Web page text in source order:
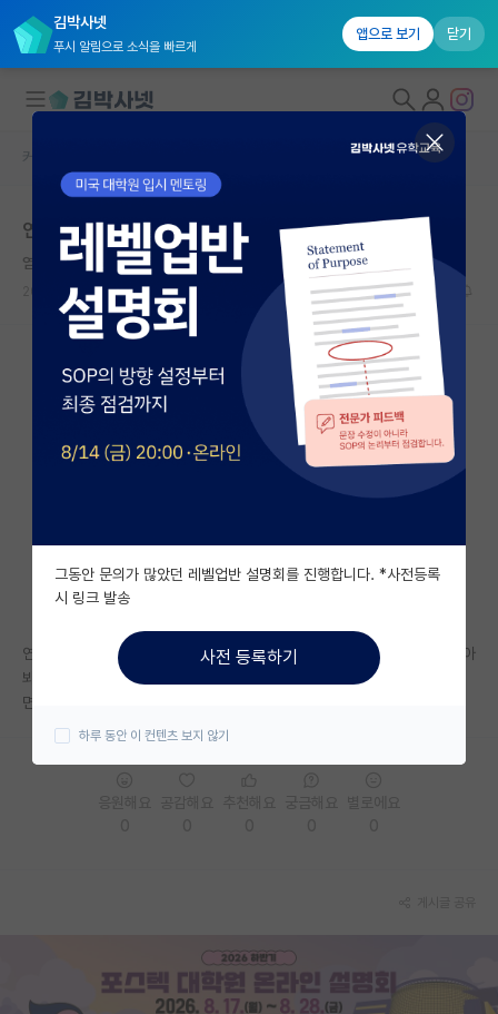
김박사넷
푸시 알림으로 소식을 빠르게
앱으로 보기 닫기
대학원생 모집
국내대학원 정보
연구실&오픈랩
커뮤니티
커뮤니티 홈
전체글보기
베스트 게시판
자유 게시판(아무개랩)
미국 유학 게시판
미국 대학원 합격 후기 게시판
대학원생 모집 게시판
연구실(PI) 홍보 게시판
임용 후기 게시판
커뮤니티 홈
연세대 신소재공학과 연구실 질문입니다.
염세적인 아르키메데스
2023.06.24 2 1701
연대 신소재공학과 대학원 입학을 알아보는데, 연대 홈페이지를 아무리 찾아
봐도 연구실이 나오질 않네요... 혹시 연대는 자대생만 뽑느건가요 ?? 아니
면 제가 못찾는걸까요...
그동안 문의가 많았던 레벨업반 설명회를 진행합니다. *사전등록
시 링크 발송
사전 등록하기
하루 동안 이 컨텐츠 보지 않기